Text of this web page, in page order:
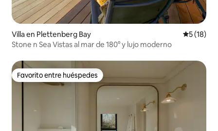
Villa en Plettenberg Bay
5 (18)
Stone n Sea Vistas al mar de 180° y lujo moderno
Favorito entre huéspedes
Favorito entre huéspedes